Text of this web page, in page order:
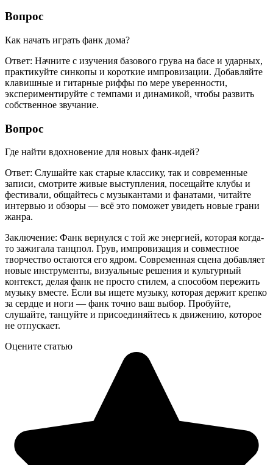
Вопрос
Как начать играть фанк дома?
Ответ: Начните с изучения базового грува на басе и ударных,
практикуйте синкопы и короткие импровизации. Добавляйте
клавишные и гитарные риффы по мере уверенности,
экспериментируйте с темпами и динамикой, чтобы развить
собственное звучание.
Вопрос
Где найти вдохновение для новых фанк-идей?
Ответ: Слушайте как старые классику, так и современные
записи, смотрите живые выступления, посещайте клубы и
фестивали, общайтесь с музыкантами и фанатами, читайте
интервью и обзоры — всё это поможет увидеть новые грани
жанра.
Заключение: Фанк вернулся с той же энергией, которая когда-
то зажигала танцпол. Грув, импровизация и совместное
творчество остаются его ядром. Современная сцена добавляет
новые инструменты, визуальные решения и культурный
контекст, делая фанк не просто стилем, а способом пережить
музыку вместе. Если вы ищете музыку, которая держит крепко
за сердце и ноги — фанк точно ваш выбор. Пробуйте,
слушайте, танцуйте и присоединяйтесь к движению, которое
не отпускает.
Оцените статью